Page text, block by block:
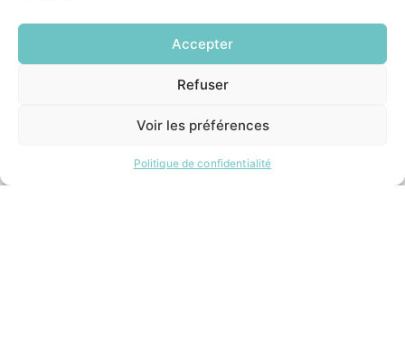
Accepter
Refuser
Voir les préférences
Politique de confidentialité
INFORMATIONS LÉGALES
ESPACE MUNICIPALITÉ